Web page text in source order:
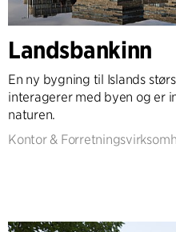
Landsbankinn
En ny bygning til Islands
interagerer med byen og er
naturen.
Kontor &